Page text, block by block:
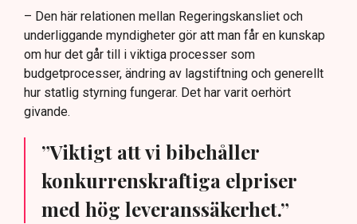
– Den här relationen mellan Regeringskansliet och
underliggande myndigheter gör att man får en kunskap
om hur det går till i viktiga processer som
budgetprocesser, ändring av lagstiftning och generellt
hur statlig styrning fungerar. Det har varit oerhört
givande.
”Viktigt att vi bibehåller
konkurrenskraftiga elpriser
med hög leveranssäkerhet.”